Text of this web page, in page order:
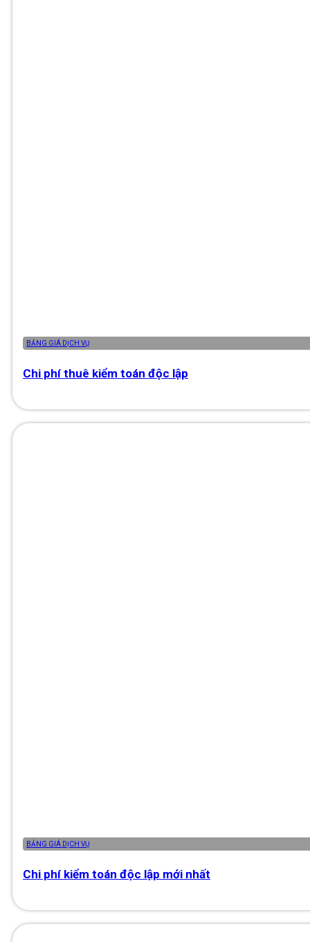
BẢNG GIÁ DỊCH VỤ
Chi phí thuê kiểm toán độc lập
BẢNG GIÁ DỊCH VỤ
Chi phí kiểm toán độc lập mới nhất